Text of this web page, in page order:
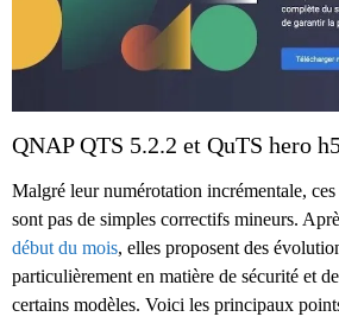
QNAP QTS 5.2.2 et QuTS hero
Malgré leur numérotation incrémentale,
sont pas de simples correctifs mineurs.
début du mois, elles proposent des
particulièrement en matière de sécurité et
certains modèles. Voici les principaux